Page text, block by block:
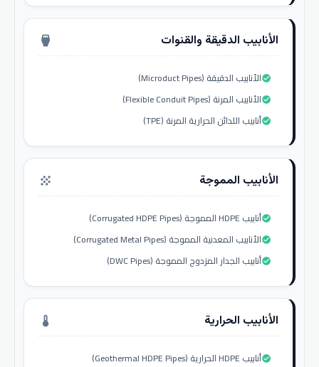
الأنابيب الدقيقة والقنوات settings_input_hdmi
الأنابيب الدقيقة (Microduct Pipes)check_circle
الأنابيب المرنة (Flexible Conduit Pipes)check_circle
أنابيب اللدائن الحرارية المرنة (TPE)check_circle
الأنابيب المموجة grain
أنابيب HDPE المموجة (Corrugated HDPE Pipes)check_circle
الأنابيب المعدنية المموجة (Corrugated Metal Pipes)check_circle
أنابيب الجدار المزدوج المموجة (DWC Pipes)check_circle
الأنابيب الحرارية thermostat
أنابيب HDPE الحرارية (Geothermal HDPE Pipes)check_circle